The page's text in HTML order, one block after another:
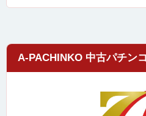
A-PACHINKO 中古パチン